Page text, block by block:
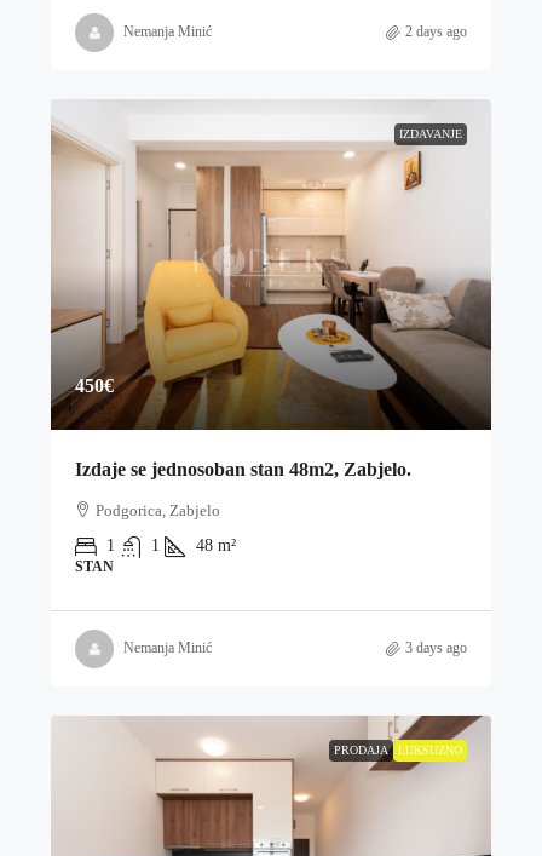
Nemanja Minić 2 days ago
IZDAVANJE
450€
Izdaje se jednosoban stan 48m2, Zabjelo.
Podgorica, Zabjelo
1
1 48 m²
STAN
Nemanja Minić 3 days ago
PRODAJA LUKSUZNO